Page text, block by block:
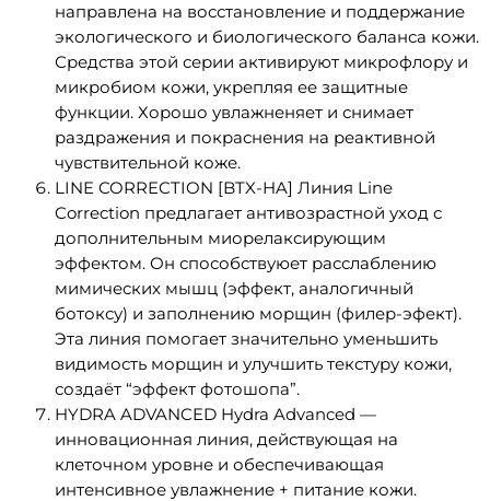
направлена на восстановление и поддержание
экологического и биологического баланса кожи.
Средства этой серии активируют микрофлору и
микробиом кожи, укрепляя ее защитные
функции. Хорошо увлажненяет и снимает
раздражения и покраснения на реактивной
чувствительной коже.
LINE CORRECTION [BTX-HA] Линия Line
Correction предлагает антивозрастной уход с
дополнительным миорелаксирующим
эффектом. Он способствуюет расслаблению
мимических мышц (эффект, аналогичный
ботоксу) и заполнению морщин (филер-эфект).
Эта линия помогает значительно уменьшить
видимость морщин и улучшить текстуру кожи,
создаёт “эффект фотошопа”.
HYDRA ADVANCED Hydra Advanced —
инновационная линия, действующая на
клеточном уровне и обеспечивающая
интенсивное увлажнение + питание кожи.